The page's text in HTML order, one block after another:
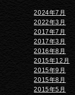
2024年7月
2022年3月
2017年7月
2017年3月
2016年8月
2015年12月
2015年9月
2015年8月
2015年5月